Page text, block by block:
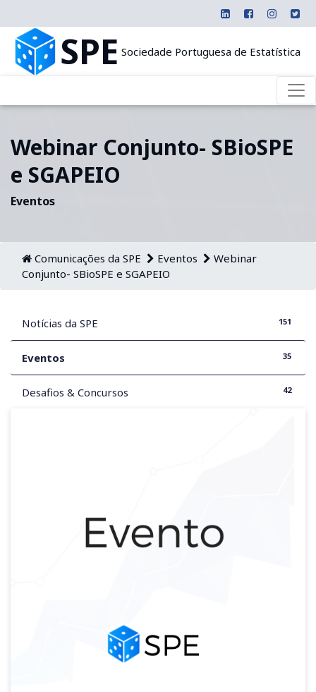
SPE Sociedade Portuguesa de Estatística
Webinar Conjunto- SBioSPE
e SGAPEIO
Eventos
Comunicações da SPE Eventos
Webinar
Conjunto- SBioSPE e SGAPEIO
Notícias da SPE 151
Eventos 35
Desafios & Concursos 42